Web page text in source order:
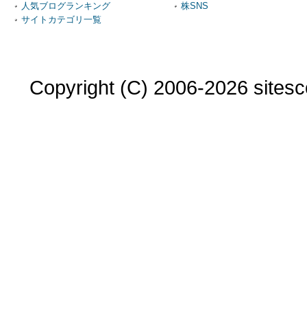
人気ブログランキング
サイトカテゴリ一覧
株SNS
Copyright (C) 2006-2026